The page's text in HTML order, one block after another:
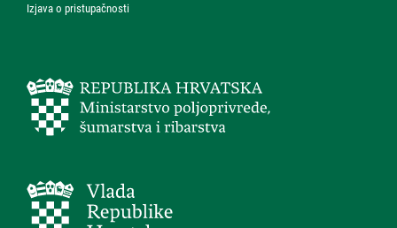
Izjava o pristupačnosti